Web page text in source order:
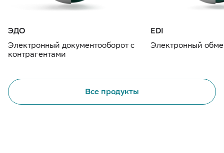
ЭДО
Электронный документооборот с
контрагентами
EDI
Электронный
Все продукты